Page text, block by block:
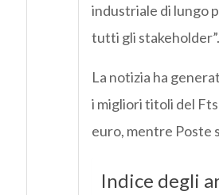
industriale di lungo
tutti gli stakeholder”.
La notizia ha
i migliori titoli del
euro, mentre Poste
Indice degli